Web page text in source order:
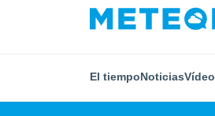
El tiempoNoticias